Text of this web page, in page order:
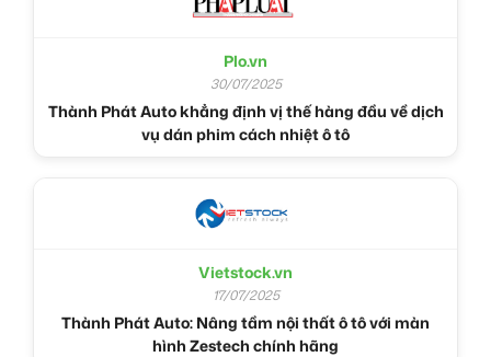
Plo.vn
30/07/2025
Thành Phát Auto khẳng định vị thế hàng đầu về dịch
vụ dán phim cách nhiệt ô tô
Vietstock.vn
17/07/2025
Thành Phát Auto: Nâng tầm nội thất ô tô với màn
hình Zestech chính hãng